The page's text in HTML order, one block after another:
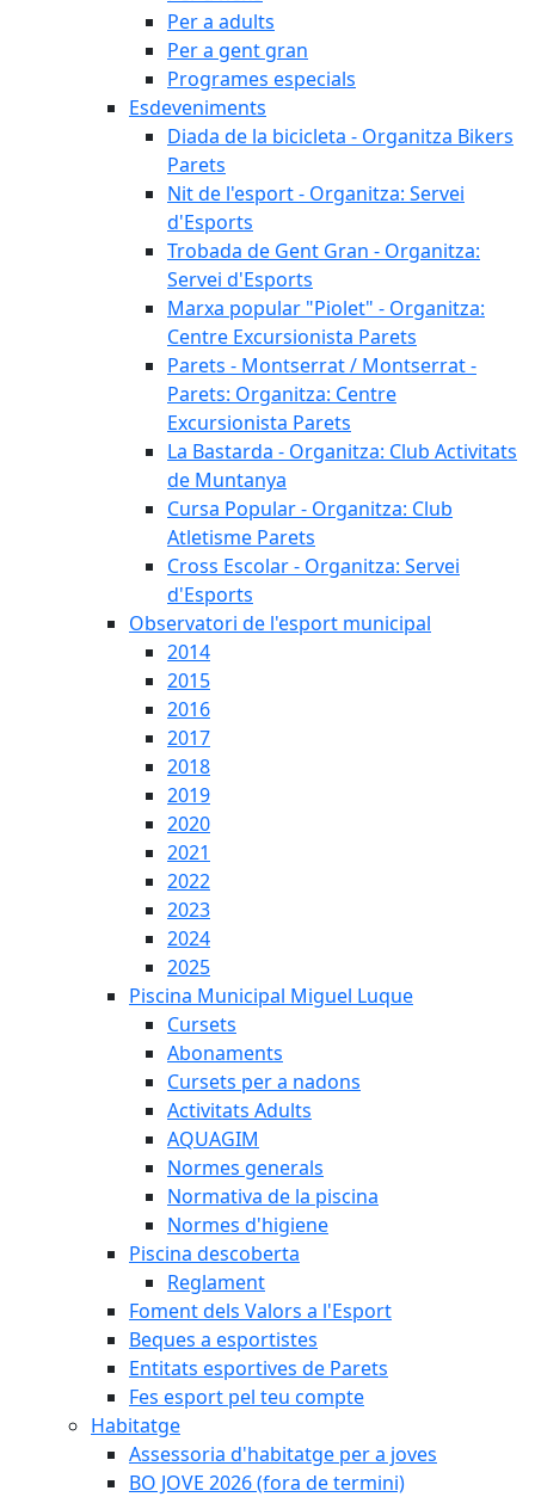
Per a adults
Per a gent gran
Programes especials
Esdeveniments
Diada de la bicicleta - Organitza Bikers
Parets
Nit de l'esport - Organitza: Servei
d'Esports
Trobada de Gent Gran - Organitza:
Servei d'Esports
Marxa popular "Piolet" - Organitza:
Centre Excursionista Parets
Parets - Montserrat / Montserrat -
Parets: Organitza: Centre
Excursionista Parets
La Bastarda - Organitza: Club Activitats
de Muntanya
Cursa Popular - Organitza: Club
Atletisme Parets
Cross Escolar - Organitza: Servei
d'Esports
Observatori de l'esport municipal
2014
2015
2016
2017
2018
2019
2020
2021
2022
2023
2024
2025
Piscina Municipal Miguel Luque
Cursets
Abonaments
Cursets per a nadons
Activitats Adults
AQUAGIM
Normes generals
Normativa de la piscina
Normes d'higiene
Piscina descoberta
Reglament
Foment dels Valors a l'Esport
Beques a esportistes
Entitats esportives de Parets
Fes esport pel teu compte
Habitatge
Assessoria d'habitatge per a joves
BO JOVE 2026 (fora de termini)